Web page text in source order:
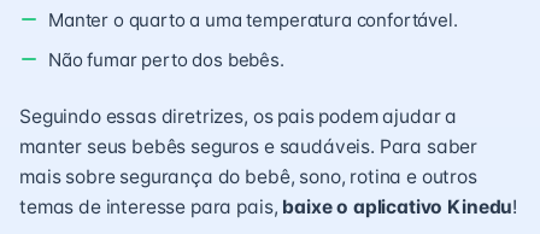
Manter o quarto a uma temperatura confortável.
Não fumar perto dos bebês.
Seguindo essas diretrizes, os pais podem ajudar a
manter seus bebês seguros e saudáveis. Para saber
mais sobre segurança do bebê, sono, rotina e outros
temas de interesse para pais, baixe o aplicativo Kinedu!